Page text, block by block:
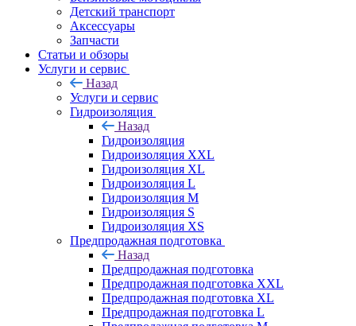
Детский транспорт
Аксессуары
Запчасти
Статьи и обзоры
Услуги и сервис
Назад
Услуги и сервис
Гидроизоляция
Назад
Гидроизоляция
Гидроизоляция XXL
Гидроизоляция XL
Гидроизоляция L
Гидроизоляция M
Гидроизоляция S
Гидроизоляция XS
Предпродажная подготовка
Назад
Предпродажная подготовка
Предпродажная подготовка XXL
Предпродажная подготовка XL
Предпродажная подготовка L